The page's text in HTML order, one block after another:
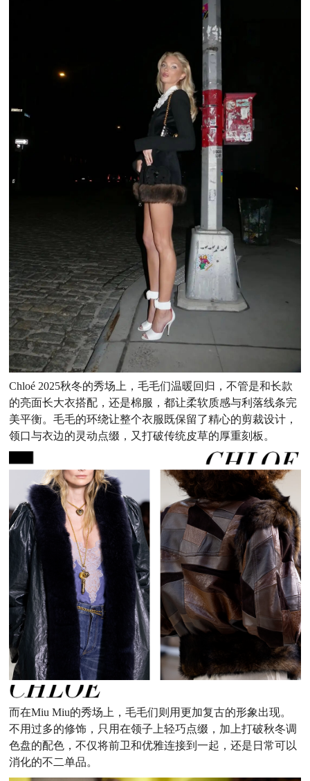
Chloé 2025秋冬的秀场上，毛毛们温暖回归，不管是和长款
的亮面长大衣搭配，还是棉服，都让柔软质感与利落线条完
美平衡。毛毛的环绕让整个衣服既保留了精心的剪裁设计，
领口与衣边的灵动点缀，又打破传统皮草的厚重刻板。
而在Miu Miu的秀场上，毛毛们则用更加复古的形象出现。
不用过多的修饰，只用在领子上轻巧点缀，加上打破秋冬调
色盘的配色，不仅将前卫和优雅连接到一起，还是日常可以
消化的不二单品。